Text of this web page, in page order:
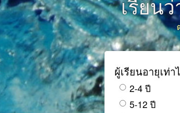
เรียน
ผู้เรียนอายุเท่า
2-4 ปี
5-12 ปี